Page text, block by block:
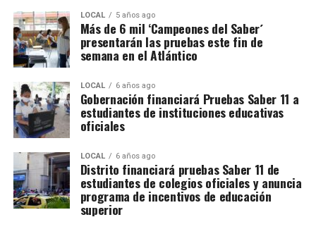
LOCAL 5 años ago
Más de 6 mil ‘Campeones del Saber´
presentarán las pruebas este fin de
semana en el Atlántico
LOCAL 6 años ago
Gobernación financiará Pruebas Saber 11 a
estudiantes de instituciones educativas
oficiales
LOCAL 6 años ago
Distrito financiará pruebas Saber 11 de
estudiantes de colegios oficiales y anuncia
programa de incentivos de educación
superior